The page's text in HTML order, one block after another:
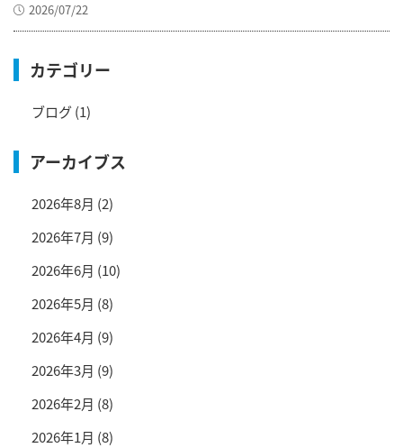
2026/07/22
カテゴリー
ブログ(1)
アーカイブス
2026年8月 (2)
2026年7月 (9)
2026年6月 (10)
2026年5月 (8)
2026年4月 (9)
2026年3月 (9)
2026年2月 (8)
2026年1月 (8)